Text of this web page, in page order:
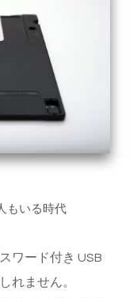
もいる時代
ワード付き USB
れません。